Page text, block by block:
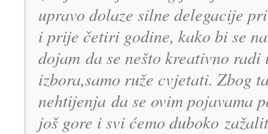
upravo dolaze silne delegacije
i prije četiri godine, kako bi se
dojam da se nešto kreativno
izbora,samo ruže cvjetati. Zbog
nehtijenja da se ovim pojavama
još gore i svi ćemo duboko